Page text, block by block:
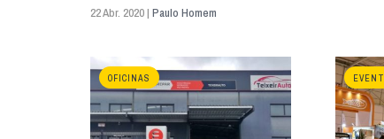
22 Abr. 2020 | Paulo Homem
OFICINAS